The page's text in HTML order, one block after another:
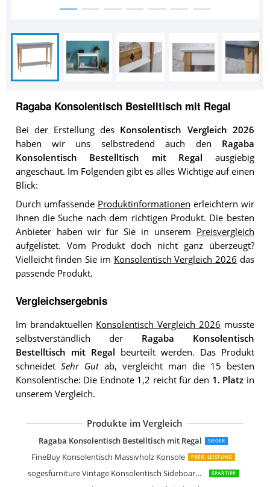
Ragaba Konsolentisch Bestelltisch mit Regal
Bei der Erstellung des Konsolentisch Vergleich 2026
haben wir uns selbstredend auch den Ragaba
Konsolentisch Bestelltisch mit Regal ausgiebig
angeschaut. Im Folgenden gibt es alles Wichtige auf einen
Blick:
Durch umfassende Produktinformationen erleichtern wir
Ihnen die Suche nach dem richtigen Produkt. Die besten
Anbieter haben wir für Sie in unserem Preisvergleich
aufgelistet. Vom Produkt doch nicht ganz überzeugt?
Vielleicht finden Sie im Konsolentisch Vergleich 2026 das
passende Produkt.
Vergleichsergebnis
Im brandaktuellen Konsolentisch Vergleich 2026 musste
selbstverständlich der Ragaba Konsolentisch
Bestelltisch mit Regal beurteilt werden. Das Produkt
schneidet Sehr Gutab, vergleicht man die 15 besten
Konsolentische: Die Endnote 1,2 reicht für den 1. Platz in
unserem Vergleich.
Produkte im Vergleich
Ragaba Konsolentisch Bestelltisch mit Regal SIEGER
FineBuy Konsolentisch Massivholz Konsole PREIS-LEISTUNG
sogesfurniture Vintage Konsolentisch Sideboard Beistelltisch SPARTIPP
[en.casa]